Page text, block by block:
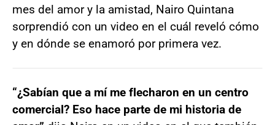
mes del amor y la amistad, Nairo Quintana
sorprendió con un video en el cuál reveló cómo
y en dónde se enamoró por primera vez.
“¿Sabían que a mí me flecharon en un centro
comercial? Eso hace parte de mi historia de